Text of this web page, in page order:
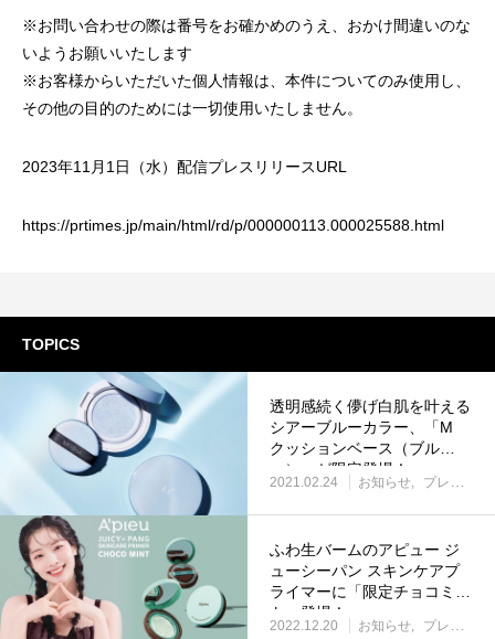
※お問い合わせの際は番号をお確かめのうえ、おかけ間違いのな
いようお願いいたします
※お客様からいただいた個人情報は、本件についてのみ使用し、
その他の目的のためには一切使用いたしません。
2023年11月1日（水）配信プレスリリースURL
https://prtimes.jp/main/html/rd/p/000000113.000025588.html
TOPICS
透明感続く儚げ白肌を叶える
シアーブルーカラー、「M
クッションベース（ブル
ー）」が限定登場！
2021.02.24 お知らせ プレスリリース
ふわ生バームのアピュー ジ
ューシーパン スキンケアプ
ライマーに「限定チョコミン
ト」登場！
2022.12.20 お知らせ プレスリリース